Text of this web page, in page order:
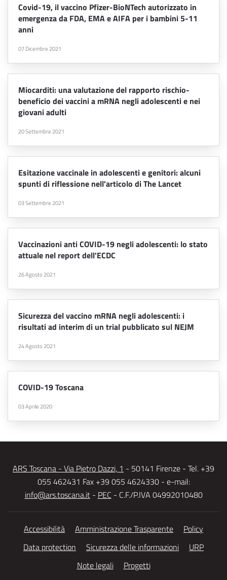
Covid-19, il vaccino Pfizer-BioNTech autorizzato in
emergenza da FDA, EMA e AIFA per i bambini 5-11
anni
07 Dicembre 2021
Miocarditi: una valutazione del rapporto rischio-
beneficio dei vaccini a mRNA negli adolescenti e nei
giovani adulti
20 Settembre 2021
Esitazione vaccinale in adolescenti e genitori: alcuni
spunti di riflessione nell'articolo di The Lancet
03 Settembre 2021
Vaccinazioni anti COVID-19 negli adolescenti: lo stato
attuale nel report dell'ECDC
26 Agosto 2021
Sicurezza del vaccino mRNA negli adolescenti: i
risultati ad interim di un trial pubblicato sul NEJM
24 Agosto 2021
COVID-19 Toscana
03 Aprile 2020
ARS Toscana - Via Pietro Dazzi, 1 - 50141 Firenze - Tel. +39
055 462431 Fax +39 055 4624330 - e-mail:
info@ars.toscana.it- PEC - C.F./P.IVA 04992010480
Accessibilità Amministrazione Trasparente
Policy
Data protection
Sicurezza delle informazioni
URP
Note legali
Progetti